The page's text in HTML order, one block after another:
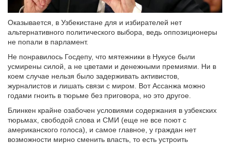
Оказывается, в Узбекистане для и избирателей нет
альтернативного политического выбора, ведь оппозиционеры
не попали в парламент.
Не понравилось Госдепу, что мятежники в Нукусе были
усмирены силой, а не цветами и денежными премиями. Ни в
коем случае нельзя было задерживать активистов,
журналистов и лишать связи с миром. Вот Ассанжа можно
годами гноить в тюрьме без приговора, но это другое.
Блинкен крайне озабочен условиями содержания в узбекских
тюрьмах, свободой слова и СМИ (еще не все поют с
американского голоса), и самое главное, у граждан нет
возможности мирно сменить власть, то есть устроить